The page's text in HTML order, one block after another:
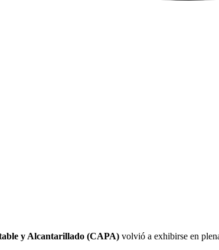
y Alcantarillado (CAPA) volvió a exhibirse en